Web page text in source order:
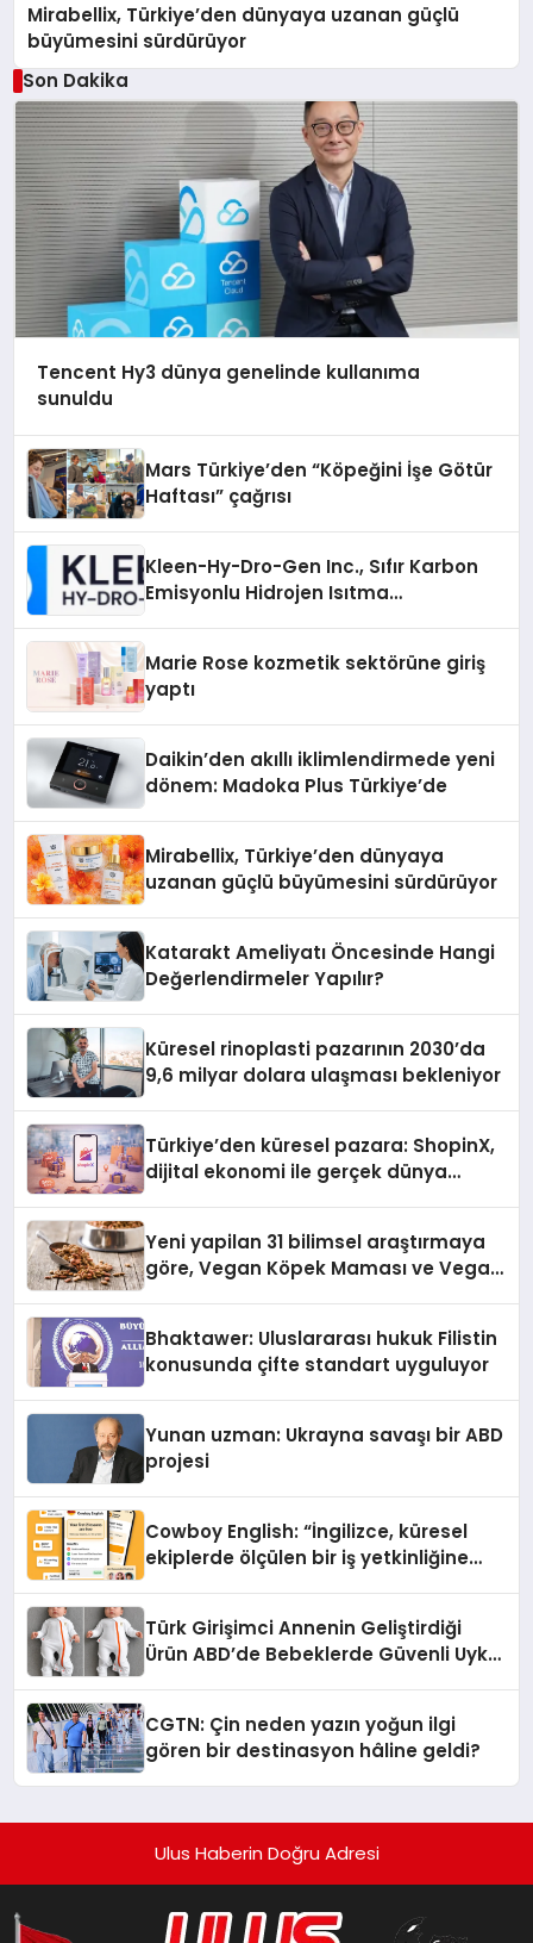
Mirabellix, Türkiye’den dünyaya uzanan güçlü
büyümesini sürdürüyor
Son Dakika
Tencent Hy3 dünya genelinde kullanıma
sunuldu
Mars Türkiye’den “Köpeğini İşe Götür
Haftası” çağrısı
Kleen-Hy-Dro-Gen Inc., Sıfır Karbon
Emisyonlu Hidrojen Isıtma
Marie Rose kozmetik sektörüne giriş
yaptı
Daikin’den akıllı iklimlendirmede yeni
dönem: Madoka Plus Türkiye’de
Mirabellix, Türkiye’den dünyaya
uzanan güçlü büyümesini sürdürüyor
Katarakt Ameliyatı Öncesinde Hangi
Değerlendirmeler Yapılır?
Küresel rinoplasti pazarının 2030’da
9,6 milyar dolara ulaşması bekleniyor
Türkiye’den küresel pazara: ShopinX,
dijital ekonomi ile gerçek dünya
Yeni yapilan 31 bilimsel araştırmaya
göre, Vegan Köpek Maması ve Vegan
Bhaktawer: Uluslararası hukuk Filistin
konusunda çifte standart uyguluyor
Yunan uzman: Ukrayna savaşı bir ABD
projesi
Cowboy English: “İngilizce, küresel
ekiplerde ölçülen bir iş yetkinliğine
Türk Girişimci Annenin Geliştirdiği
Ürün ABD’de Bebeklerde Güvenli Uyku
CGTN: Çin neden yazın yoğun ilgi
gören bir destinasyon hâline geldi?
Ulus Haberin Doğru Adresi